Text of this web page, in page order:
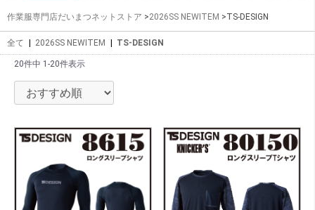
作業服専門店だいまつネットストア >2026SS NEWITEM >TS-DESIGN
全て | 2026SS NEWITEM | TS-DESIGN
20件中 1-20件表示